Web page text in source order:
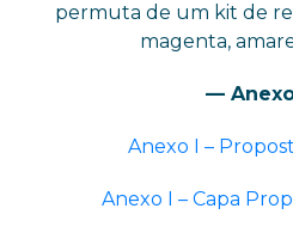
permuta de um kit de
magenta,
—
Anexo I –
Anexo I – Capa